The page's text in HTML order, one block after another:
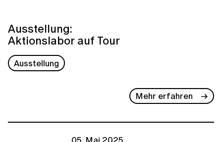
Ausstellung:
Aktionslabor auf Tour
Ausstellung
Mehr erfahren